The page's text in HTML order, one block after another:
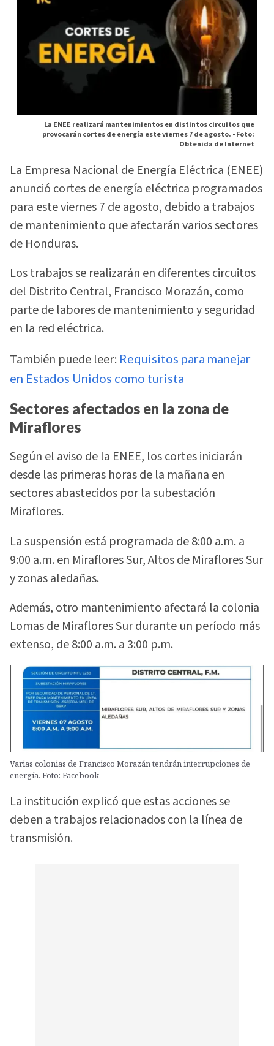
La ENEE realizará mantenimientos en distintos circuitos que
provocarán cortes de energía este viernes 7 de agosto. -Foto:
Obtenida de Internet
La Empresa Nacional de Energía Eléctrica (ENEE)
anunció cortes de energía eléctrica programados
para este viernes 7 de agosto, debido a trabajos
de mantenimiento que afectarán varios sectores
de Honduras.
Los trabajos se realizarán en diferentes circuitos
del Distrito Central, Francisco Morazán, como
parte de labores de mantenimiento y seguridad
en la red eléctrica.
También puede leer: Requisitos para manejar
en Estados Unidos como turista
Sectores afectados en la zona de
Miraflores
Según el aviso de la ENEE, los cortes iniciarán
desde las primeras horas de la mañana en
sectores abastecidos por la subestación
Miraflores.
La suspensión está programada de 8:00 a.m. a
9:00 a.m. en Miraflores Sur, Altos de Miraflores Sur
y zonas aledañas.
Además, otro mantenimiento afectará la colonia
Lomas de Miraflores Sur durante un período más
extenso, de 8:00 a.m. a 3:00 p.m.
Varias colonias de Francisco Morazán tendrán interrupciones de
energía. Foto: Facebook
La institución explicó que estas acciones se
deben a trabajos relacionados con la línea de
transmisión.